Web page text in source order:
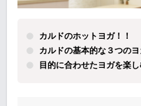
カルドのホットヨガ！！
カルドの基本的な３つの
目的に合わせたヨガを楽し